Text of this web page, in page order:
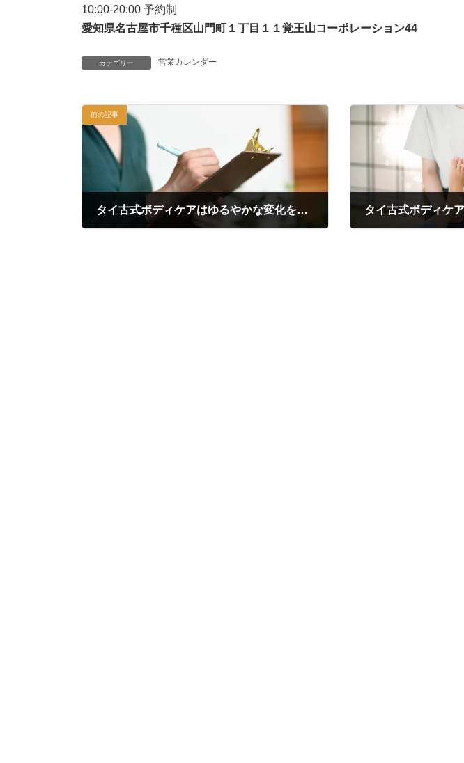
10:00-20:00 予約制
愛知県名古屋市千種区山門町１丁目１１覚王山コーポレーション44
カテゴリー 営業カレンダー
前の記事
タイ古式ボディケアはゆるやかな変化をもたらします